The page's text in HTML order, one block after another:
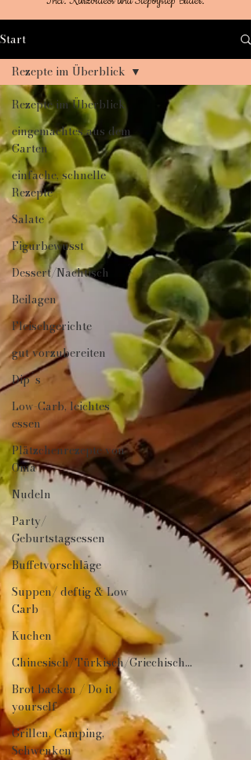
Start
Rezepte im Überblick
eingemachtes aus dem
Garten
einfache, schnelle
Rezepte
Salate
Figurbewusst
Dessert/Nachtisch
Beilagen
Fleischgerichte
gut vorzubereiten
Dip´s
Low-Carb, leichtes
essen
Plätzchenrezepte von
Oma
Nudeln
Party/
Geburtstagsessen
Buffetvorschläge
Suppen/ deftig & Low
Carb
Kuchen
Chinesisch/Türkisch/Griechisch...
Brot backen / Do it
yourself
Grillen, Camping,
Schwenken
Rezepte im Überblick